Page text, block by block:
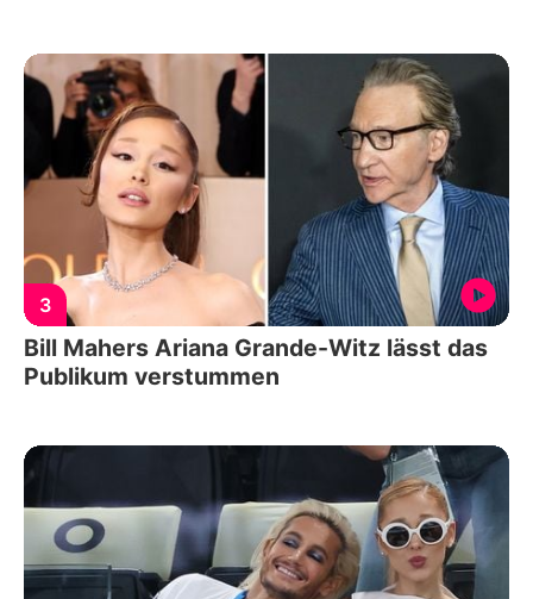
3
Bill Mahers Ariana Grande-Witz lässt das
Publikum verstummen